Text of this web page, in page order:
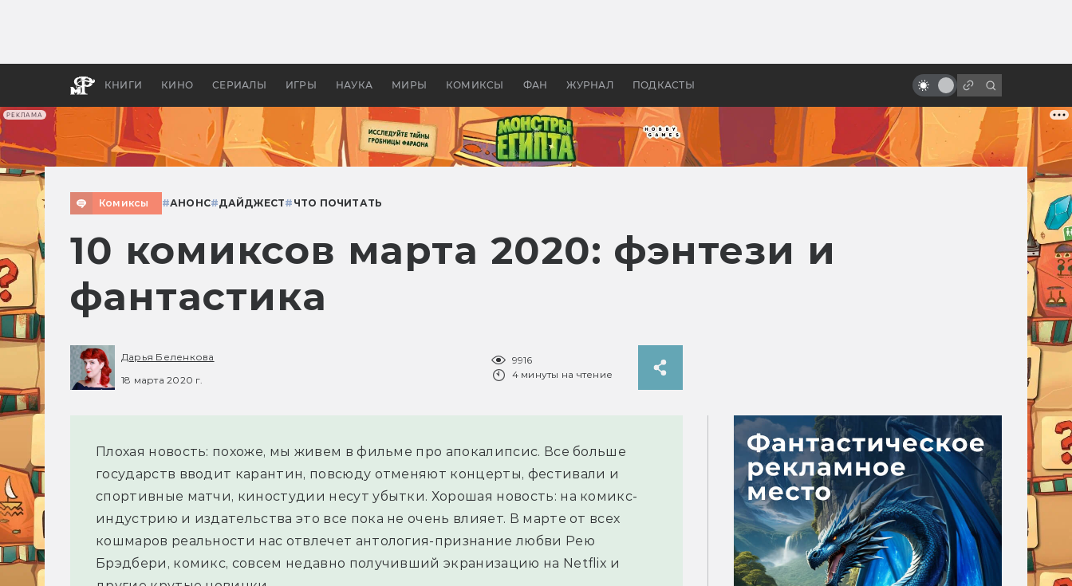
РЕКЛАМА
КНИГИ КИНО СЕРИАЛЫ ИГРЫ НАУКА МИРЫ КОМИКСЫ ФАН ЖУРНАЛ ПОДКАСТЫ
апокалипсис, в России —
бы «Властелина колец»
доска?
Комиксы #АНОНС#ДАЙДЖЕСТ# ЧТО ПОЧИТАТЬ
10 комиксов марта 2020: фэнтези и
фантастика
Дарья Беленкова
18 марта 2020 г.
9916
4 минуты на чтение
Плохая новость: похоже, мы живем в фильме про апокалипсис. Все больше
государств вводит карантин, повсюду отменяют концерты, фестивали и
спортивные матчи, киностудии несут убытки. Хорошая новость: на комикс-
индустрию и издательства это все пока не очень влияет. В марте от всех
кошмаров реальности нас отвлечет антология-признание любви Рею
Брэдбери, комикс, совсем недавно получивший экранизацию на Netflix и